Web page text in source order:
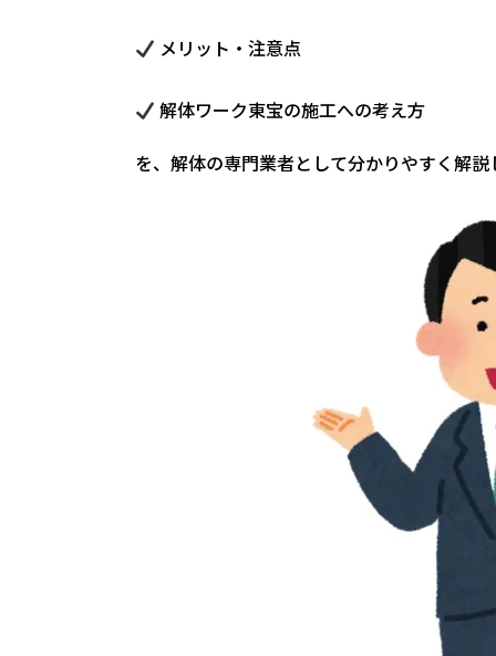
メリット・注意点
解体ワーク東宝の施工への考え方
を、解体の専門業者として分かりやすく解説